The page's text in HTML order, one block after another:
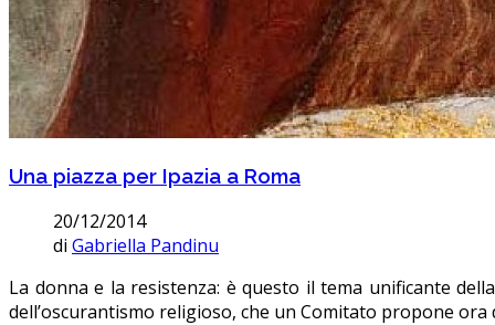
Una piazza per Ipazia a Roma
20/12/2014
di Gabriella Pandinu
La donna e la resistenza: è questo il tema unificante
dell’oscurantismo religioso, che un Comitato propone